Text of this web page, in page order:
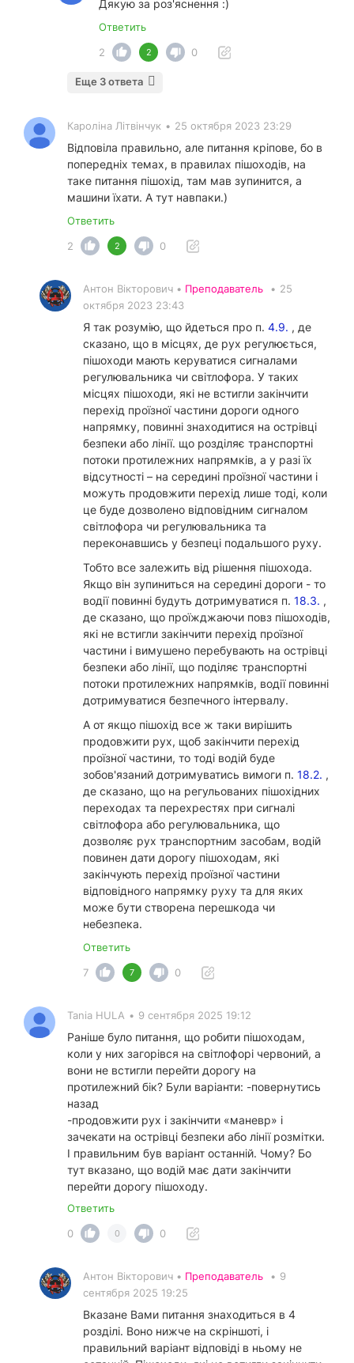
Дякую за роз'яснення :)
Ответить
2
2 0
Еще 3 ответа
Кароліна Літвінчук • 25 октября 2023 23:29
Відповіла правильно, але питання кріпове, бо в
попередніх темах, в правилах пішоходів, на
таке питання пішохід, там мав зупинится, а
машини їхати. А тут навпаки.)
Ответить
2
2 0
Антон Вікторович • Преподаватель • 25
октября 2023 23:43
Я так розумію, що йдеться про п. 4.9. , де
сказано, що в місцях, де рух регулюється,
пішоходи мають керуватися сигналами
регулювальника чи світлофора. У таких
місцях пішоходи, які не встигли закінчити
перехід проїзної частини дороги одного
напрямку, повинні знаходитися на острівці
безпеки або лінії. що розділяє транспортні
потоки протилежних напрямків, а у разі їх
відсутності – на середині проїзної частини і
можуть продовжити перехід лише тоді, коли
це буде дозволено відповідним сигналом
світлофора чи регулювальника та
переконавшись у безпеці подальшого руху.
Тобто все залежить від рішення пішохода.
Якщо він зупиниться на середині дороги - то
водії повинні будуть дотримуватися п. 18.3. ,
де сказано, що проїжджаючи повз пішоходів,
які не встигли закінчити перехід проїзної
частини і вимушено перебувають на острівці
безпеки або лінії, що поділяє транспортні
потоки протилежних напрямків, водії повинні
дотримуватися безпечного інтервалу.
А от якщо пішохід все ж таки вирішить
продовжити рух, щоб закінчити перехід
проїзної частини, то тоді водій буде
зобов'язаний дотримуватись вимоги п. 18.2. ,
де сказано, що на регульованих пішохідних
переходах та перехрестях при сигналі
світлофора або регулювальника, що
дозволяє рух транспортним засобам, водій
повинен дати дорогу пішоходам, які
закінчують перехід проїзної частини
відповідного напрямку руху та для яких
може бути створена перешкода чи
небезпека.
Ответить
7
7 0
Tania HULA • 9 сентября 2025 19:12
Раніше було питання, що робити пішоходам,
коли у них загорівся на світлофорі червоний, а
вони не встигли перейти дорогу на
протилежний бік? Були варіанти: -повернутись
назад
-продовжити рух і закінчити «маневр» і
зачекати на острівці безпеки або лінії розмітки.
І правильним був варіант останній. Чому? Бо
тут вказано, що водій має дати закінчити
перейти дорогу пішоходу.
Ответить
0
0 0
Антон Вікторович • Преподаватель • 9
сентября 2025 19:25
Вказане Вами питання знаходиться в 4
розділі. Воно нижче на скріншоті, і
правильний варіант відповіді в ньому не